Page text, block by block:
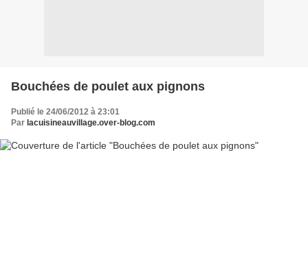
Bouchées de poulet aux pignons
Publié le 24/06/2012 à 23:01
Par lacuisineauvillage.over-blog.com